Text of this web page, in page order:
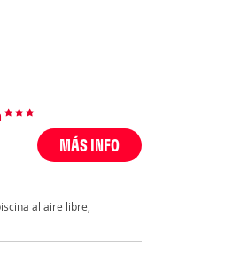
MÁS INFO
al aire libre,